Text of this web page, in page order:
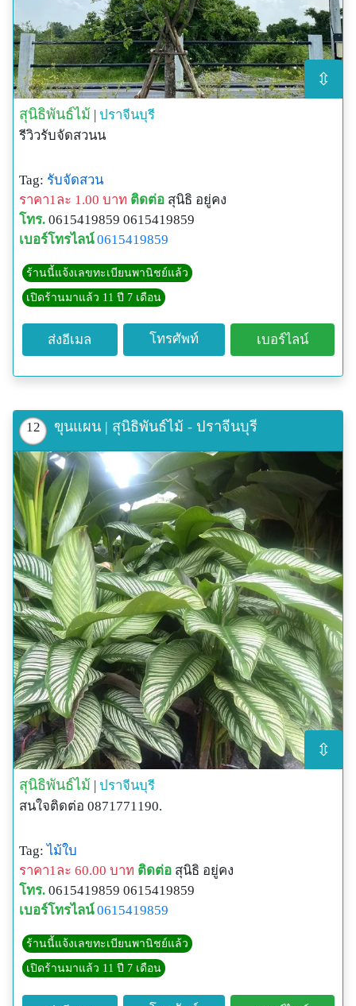
⇳
สุนิธิพันธ์ไม้ | ปราจีนบุรี
รีวิวรับจัดสวนน
Tag: รับจัดสวน
ราคา1ละ 1.00 บาท ติดต่อ สุนิธิ อยู่คง
โทร. 0615419859 0615419859
เบอร์โทรไลน์ 0615419859
ร้านนี้แจ้งเลขทะเบียนพานิชย์แล้ว
เปิดร้านมาแล้ว 11 ปี 7 เดือน
ส่งอีเมล โทรศัพท์ เบอร์ไลน์
12 ขุนแผน | สุนิธิพันธ์ไม้ - ปราจีนบุรี
⇳
สุนิธิพันธ์ไม้ | ปราจีนบุรี
สนใจติดต่อ 0871771190.
Tag:ไม้ใบ
ราคา1ละ 60.00 บาท ติดต่อ สุนิธิ อยู่คง
โทร. 0615419859 0615419859
เบอร์โทรไลน์ 0615419859
ร้านนี้แจ้งเลขทะเบียนพานิชย์แล้ว
เปิดร้านมาแล้ว 11 ปี 7 เดือน